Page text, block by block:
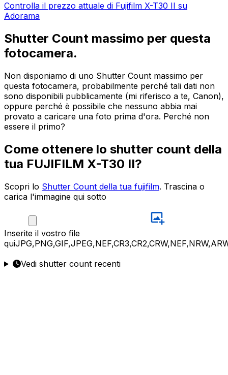
Controlla il prezzo attuale di Fujifilm X-T30 II su
Adorama
Shutter Count massimo per questa
fotocamera.
Non disponiamo di uno Shutter Count massimo per
questa fotocamera, probabilmente perché tali dati non
sono disponibili pubblicamente (mi riferisco a te, Canon),
oppure perché è possibile che nessuno abbia mai
provato a caricare una foto prima d'ora. Perché non
essere il primo?
Come ottenere lo shutter count della
tua FUJIFILM X-T30 II?
Scopri lo Shutter Count della tua fujifilm. Trascina o
carica l'immagine qui sotto
Inserite il vostro file
qui
Vedi shutter count recenti